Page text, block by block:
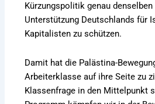
Kürzungspolitik genau
Unterstützung Deutschlands für
Kapitalisten zu schützen.
Damit hat die Palästina-
Arbeiterklasse auf ihre Seite zu
Klassenfrage in den Mittelpunkt